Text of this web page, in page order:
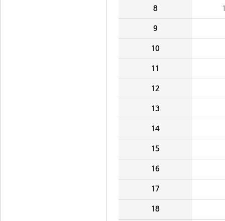
8
9
10
11
12
13
14
15
16
17
18